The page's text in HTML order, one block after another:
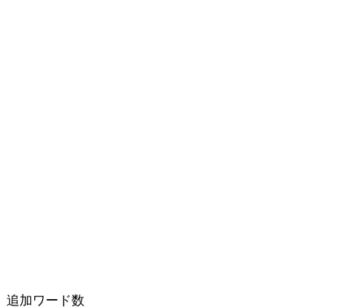
追加ワード数